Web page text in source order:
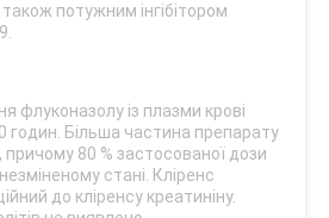
потужним інгібітором
флуконазолу із плазми крові
годин. Більша частина препарату
80 % застосованої дози
стані. Кліренс
до кліренсу креатиніну.